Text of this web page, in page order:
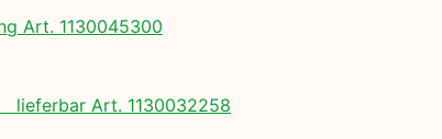
Art. 1130045300
Art. 1130032258